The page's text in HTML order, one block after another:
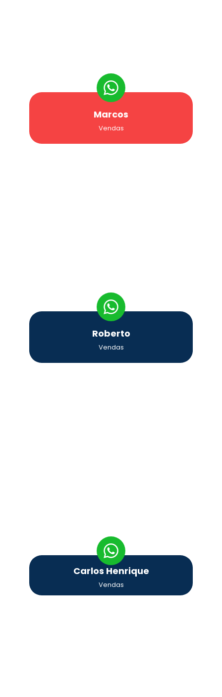
Marcos
Vendas
Roberto
Vendas
Carlos Henrique
Vendas